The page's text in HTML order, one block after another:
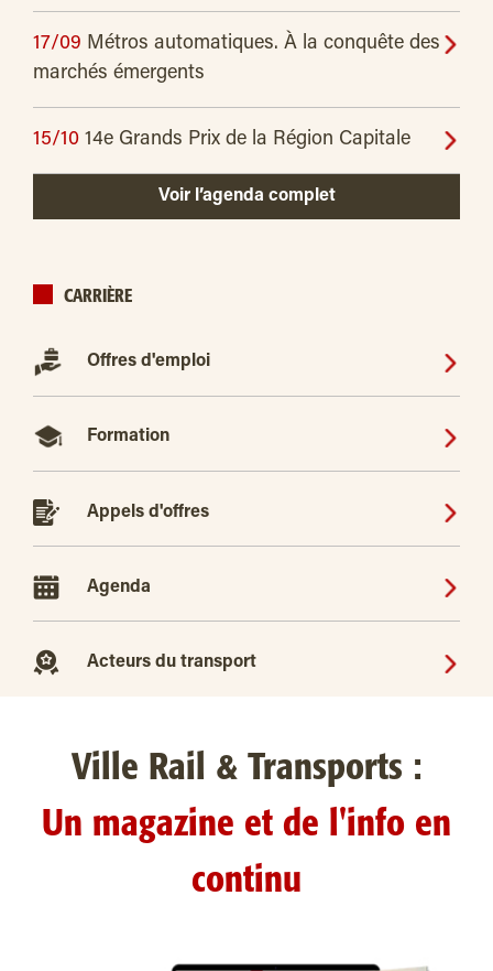
17/09 Métros automatiques. À la conquête des
marchés émergents
15/10 14e Grands Prix de la Région Capitale
Voir l’agenda complet
CARRIÈRE
Offres d'emploi
Formation
Appels d'offres
Agenda
Acteurs du transport
Ville Rail & Transports :
Un magazine et de l'info en
continu